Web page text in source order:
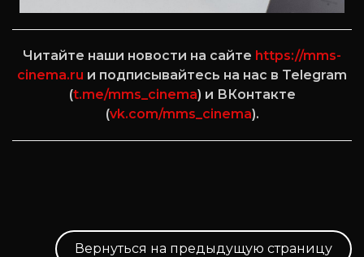
Читайте наши новости на сайте https://mms-
cinema.ru и подписывайтесь на нас в Telegram
(t.me/mms_cinema) и ВКонтакте
(vk.com/mms_cinema).
Вернуться на предыдущую страницу